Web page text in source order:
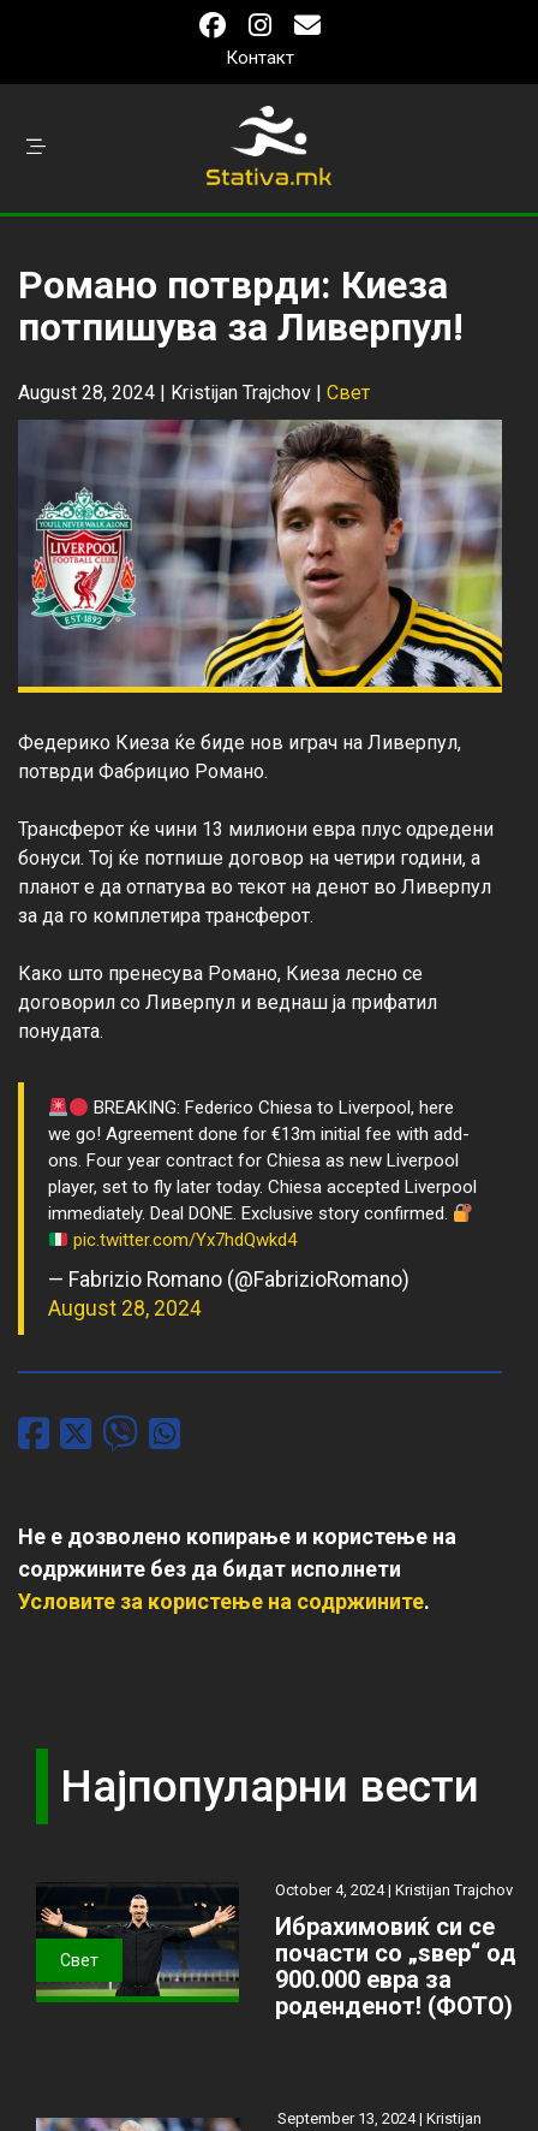
Контакт
Романо потврди: Киеза
потпишува за Ливерпул!
August 28, 2024 | Kristijan Trajchov | Свет
Федерико Киеза ќе биде нов играч на Ливерпул,
потврди Фабрицио Романо.
Трансферот ќе чини 13 милиони евра плус одредени
бонуси. Тој ќе потпише договор на четири години, а
планот е да отпатува во текот на денот во Ливерпул
за да го комплетира трансферот.
Како што пренесува Романо, Киеза лесно се
договорил со Ливерпул и веднаш ја прифатил
BREAKING: Federico Chiesa to Liverpool, here
we go! Agreement done for €13m initial fee with add-
ons. Four year contract for Chiesa as new Liverpool
player, set to fly later today. Chiesa accepted Liverpool
immediately. Deal DONE. Exclusive story confirmed.
pic.twitter.com/Yx7hdQwkd4
— Fabrizio Romano (@FabrizioRomano)
August 28, 2024
Не е дозволено копирање и користење на
содржините без да бидат исполнети
Условите за користење на содржините.
Најпопуларни вести
Свет
October 4, 2024 |Kristijan Trajchov
Ибрахимовиќ си се
почасти со „ѕвер“ од
900.000 евра за
роденденот! (ФОТО)
September 13, 2024 | Kristijan